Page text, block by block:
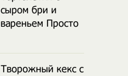
сыром бри и
вареньем Просто
Творожный кекс с